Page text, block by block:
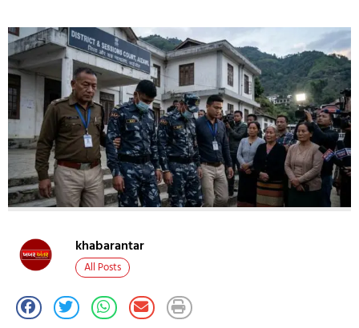
khabarantar
All Posts